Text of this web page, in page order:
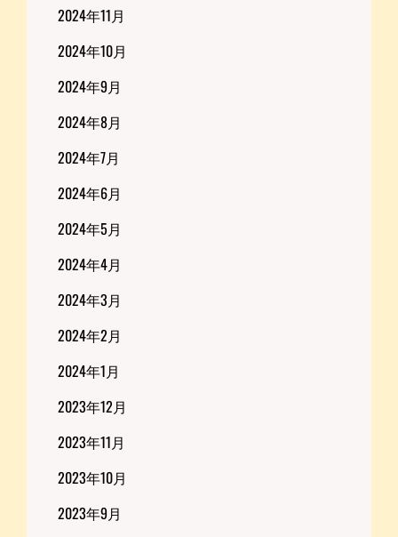
2024年11月
2024年10月
2024年9月
2024年8月
2024年7月
2024年6月
2024年5月
2024年4月
2024年3月
2024年2月
2024年1月
2023年12月
2023年11月
2023年10月
2023年9月